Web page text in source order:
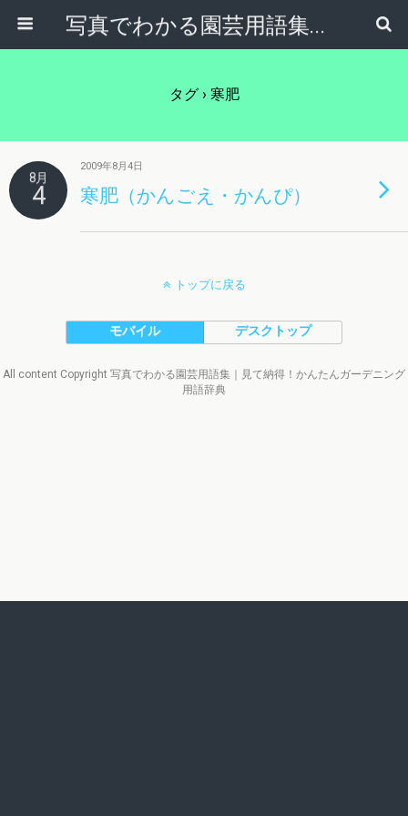
写真でわかる園芸用語集｜見て納得！かんたんガーデニング用語辞典
タグ › 寒肥
8月
4
2009年8月4日
寒肥（かんごえ・かんぴ）
トップに戻る
モバイル デスクトップ
All content Copyright 写真でわかる園芸用語集｜見て納得！かんたんガーデニング
用語辞典